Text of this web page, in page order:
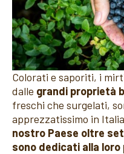
Colorati e saporiti, i
dalle grandi proprietà
freschi che surgelati,
apprezzatissimo in
nostro Paese oltre
sono dedicati alla loro